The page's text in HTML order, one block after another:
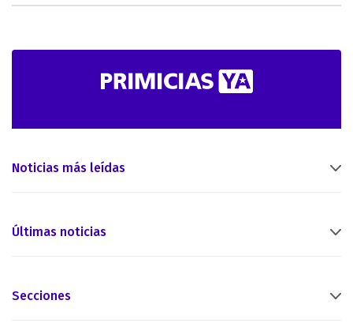
Noticias más leídas
Últimas noticias
Secciones